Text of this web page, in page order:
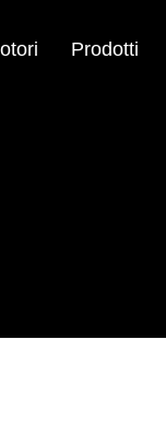
Prodotti